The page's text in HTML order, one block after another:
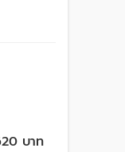
บาท